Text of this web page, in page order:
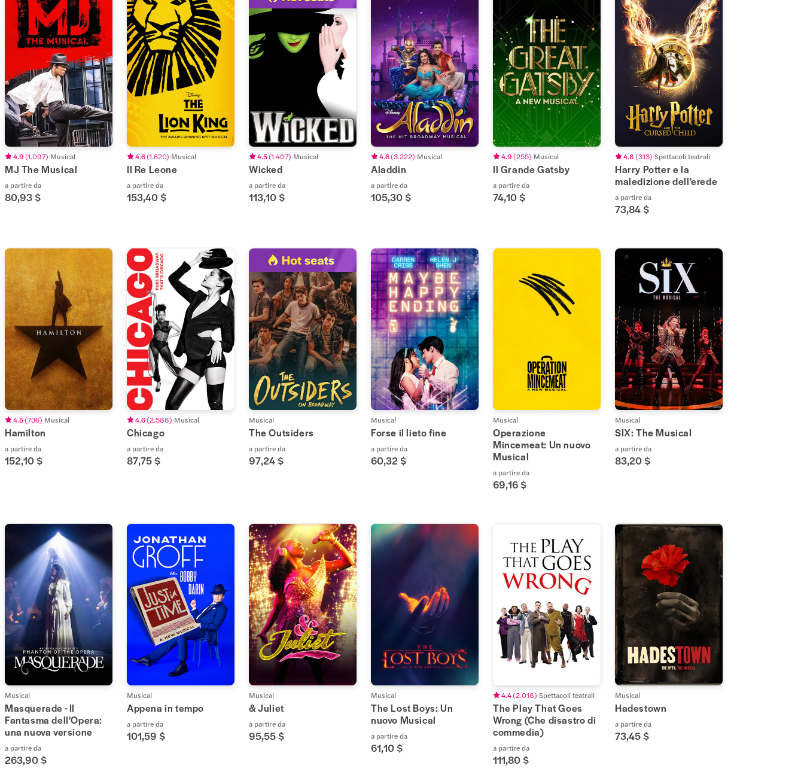
4.9(1.097) Musical
MJ The Musical
a partire da
80,93 $
4.6(1.620) Musical
Il Re Leone
a partire da
153,40 $
4.5(1.407) Musical
Wicked
a partire da
113,10 $
4.6(3.222) Musical
Aladdin
a partire da
105,30 $
4.9(255) Musical
Il Grande Gatsby
a partire da
74,10 $
4.8(313) Spettacoli teatrali
Harry Potter e la
maledizione dell'erede
a partire da
73,84 $
4.5(736) Musical
Hamilton
a partire da
152,10 $
4.6(2.588) Musical
Chicago
a partire da
87,75 $
Musical
The Outsiders
a partire da
97,24 $
Musical
Forse il lieto fine
a partire da
60,32 $
Musical
Operazione
Mincemeat: Un nuovo
Musical
a partire da
69,16 $
Musical
SIX: The Musical
a partire da
83,20 $
Musical
Masquerade - Il
Fantasma dell'Opera:
una nuova versione
a partire da
263,90 $
Musical
Appena in tempo
a partire da
101,59 $
Musical
& Juliet
a partire da
95,55 $
Musical
The Lost Boys: Un
nuovo Musical
a partire da
61,10 $
4.4(2.018) Spettacoli teatrali
The Play That Goes
Wrong (Che disastro di
commedia)
a partire da
111,80 $
Musical
Hadestown
a partire da
73,45 $